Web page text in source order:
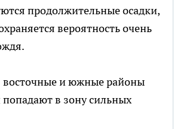
продолжительные осадки,
вероятность очень
восточные и южные районы
попадают в зону сильных